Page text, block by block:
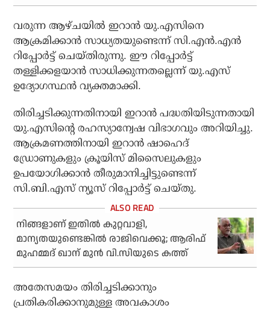
വരുന്ന ആഴ്ചയില്‍ ഇറാന്‍ യു.എസിനെ
ആക്രമിക്കാന്‍ സാധ്യതയുണ്ടെന്ന് സി.എന്‍.എന്‍
റിപ്പോര്‍ട്ട് ചെയ്തിരുന്നു. ഈ റിപ്പോര്‍ട്ട്
തള്ളിക്കളയാന്‍ സാധിക്കുന്നതല്ലെന്ന് യു.എസ്
ഉദ്യോഗസ്ഥന്‍ വ്യക്തമാക്കി.
തിരിച്ചടിക്കുന്നതിനായി ഇറാന്‍ പദ്ധതിയിടുന്നതായി
യു.എസിന്റെ രഹസ്യാന്വേഷ വിഭാഗവും അറിയിച്ചു.
ആക്രമണത്തിനായി ഇറാന്‍ ഷാഹെദ്
ഡ്രോണുകളും ക്രൂയിസ് മിസൈലുകളും
ഉപയോഗിക്കാന്‍ തീരുമാനിച്ചിട്ടുണ്ടെന്ന്
സി.ബി.എസ് ന്യൂസ് റിപ്പോര്‍ട്ട് ചെയ്തു.
നിങ്ങളാണ് ഇതില്‍ കുറ്റവാളി,
മാന്യതയുണ്ടെങ്കില്‍ രാജിവെക്കൂ; ആരിഫ്
മുഹമ്മദ് ഖാന് മുന്‍ വി.സിയുടെ കത്ത്
അതേസമയം തിരിച്ചടിക്കാനും
പ്രതികരിക്കാനുമുള്ള അവകാശം